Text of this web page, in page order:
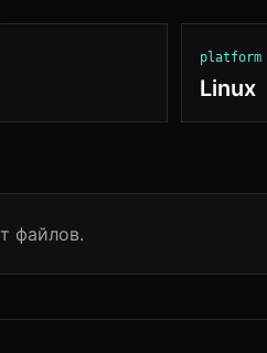
platform
Linux
файлов.